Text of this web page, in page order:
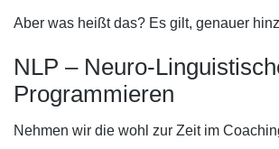
Aber was heißt das? Es gilt, genauer
NLP – Neuro-
Programmieren
Nehmen wir die wohl zur Zeit im